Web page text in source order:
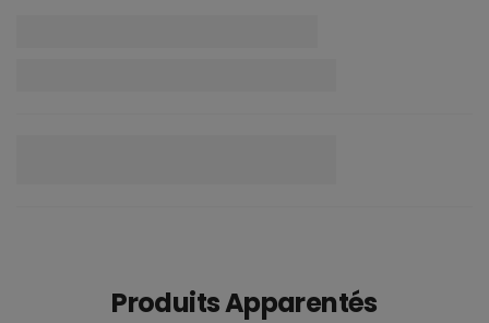
Produits Apparentés